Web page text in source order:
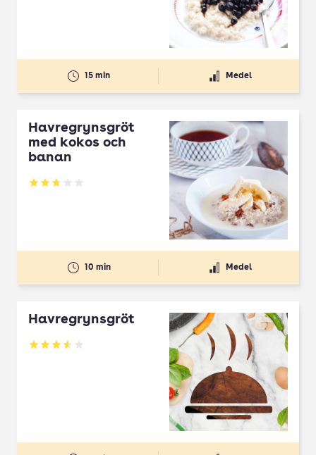
15 min Medel
Havregrynsgröt
med kokos och
banan
Betyg: 2.74 av 5
10 min Medel
Havregrynsgröt
Betyg: 3.6 av 5